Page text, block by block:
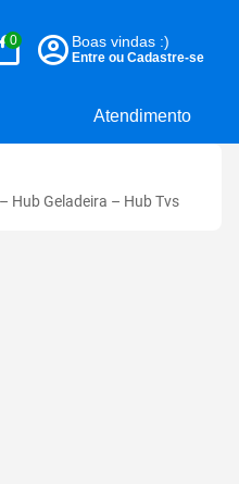
Atendimento
0 Boas vindas :)
Entre ou Cadastre-se
– Hub Geladeira – Hub Tvs